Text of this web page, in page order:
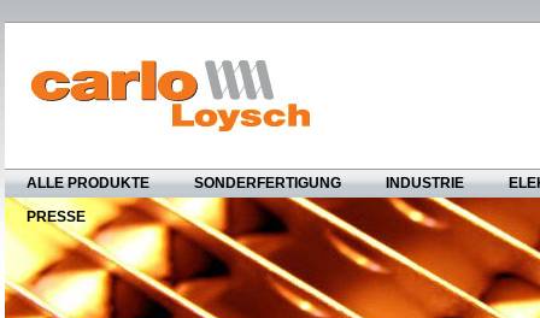
ALLE PRODUKTE SONDERFERTIGUNG INDUSTRIE
PRESSE